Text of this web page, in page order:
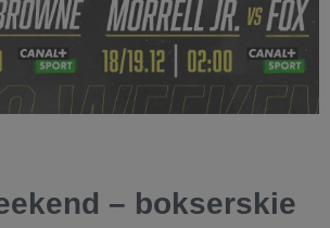
– bokserskie